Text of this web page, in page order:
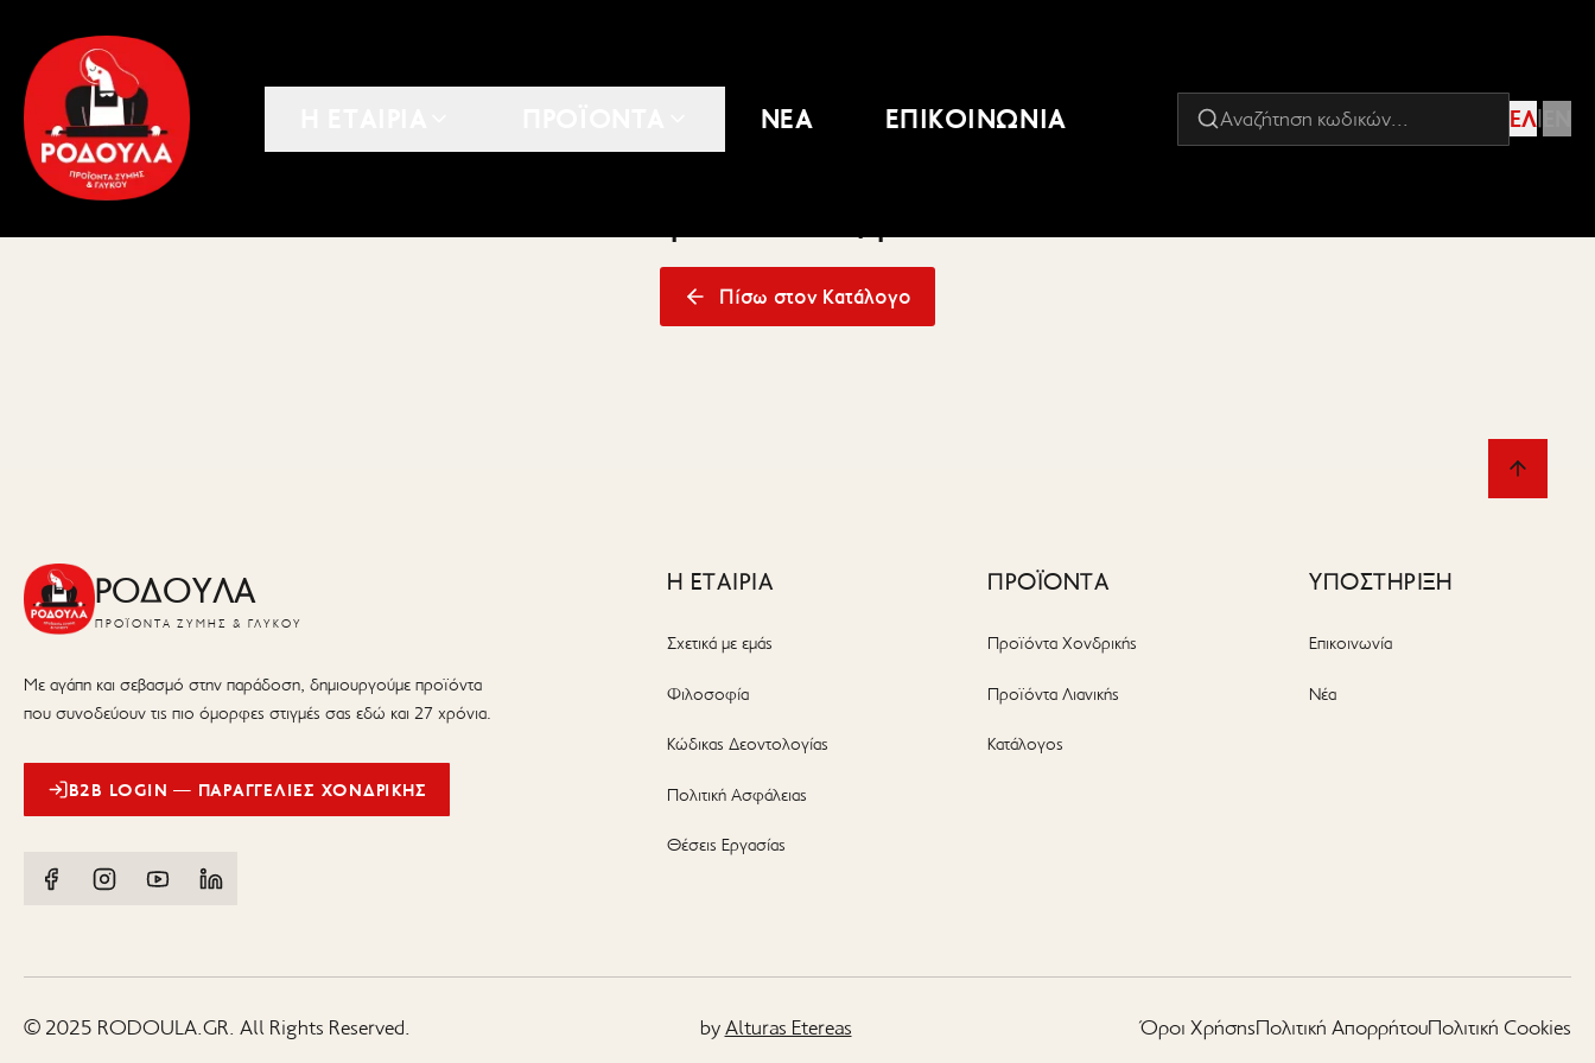
ΝΕΑ ΕΠΙΚΟΙΝΩΝΙΑ ΕΛ|
Πίσω στον Κατάλογο
ΡΟΔΟΥΛΑ
ΠΡΟΪΌΝΤΑ ΖΎΜΗΣ & ΓΛΥΚΟΎ
Με αγάπη και σεβασμό στην παράδοση, δημιουργούμε προϊόντα
που συνοδεύουν τις πιο όμορφες στιγμές σας εδώ και 27 χρόνια.
B2B LOGIN — ΠΑΡΑΓΓΕΛΊΕΣ ΧΟΝΔΡΙΚΉΣ
Η ΕΤΑΙΡΙΑ
Σχετικά με εμάς
Φιλοσοφία
Κώδικας Δεοντολογίας
Πολιτική Ασφάλειας
Θέσεις Εργασίας
ΠΡΟΪΟΝΤΑ
Προϊόντα Χονδρικής
Προϊόντα Λιανικής
Κατάλογος
ΥΠΟΣΤΗΡΙΞΗ
Επικοινωνία
Νέα
© 2025 RODOULA.GR. All Rights Reserved. by Alturas Etereas Όροι ΧρήσηςΠολιτική ΑπορρήτουΠολιτική Cookies